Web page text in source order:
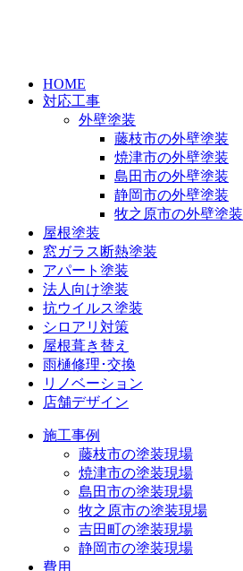
HOME
対応工事
外壁塗装
藤枝市の外壁塗装
焼津市の外壁塗装
島田市の外壁塗装
静岡市の外壁塗装
牧之原市の外壁塗装
屋根塗装
窓ガラス断熱塗装
アパート塗装
法人向け塗装
抗ウイルス塗装
シロアリ対策
屋根葺き替え
雨樋修理･交換
リノベーション
店舗デザイン
施工事例
藤枝市の塗装現場
焼津市の塗装現場
島田市の塗装現場
牧之原市の塗装現場
吉田町の塗装現場
静岡市の塗装現場
費用